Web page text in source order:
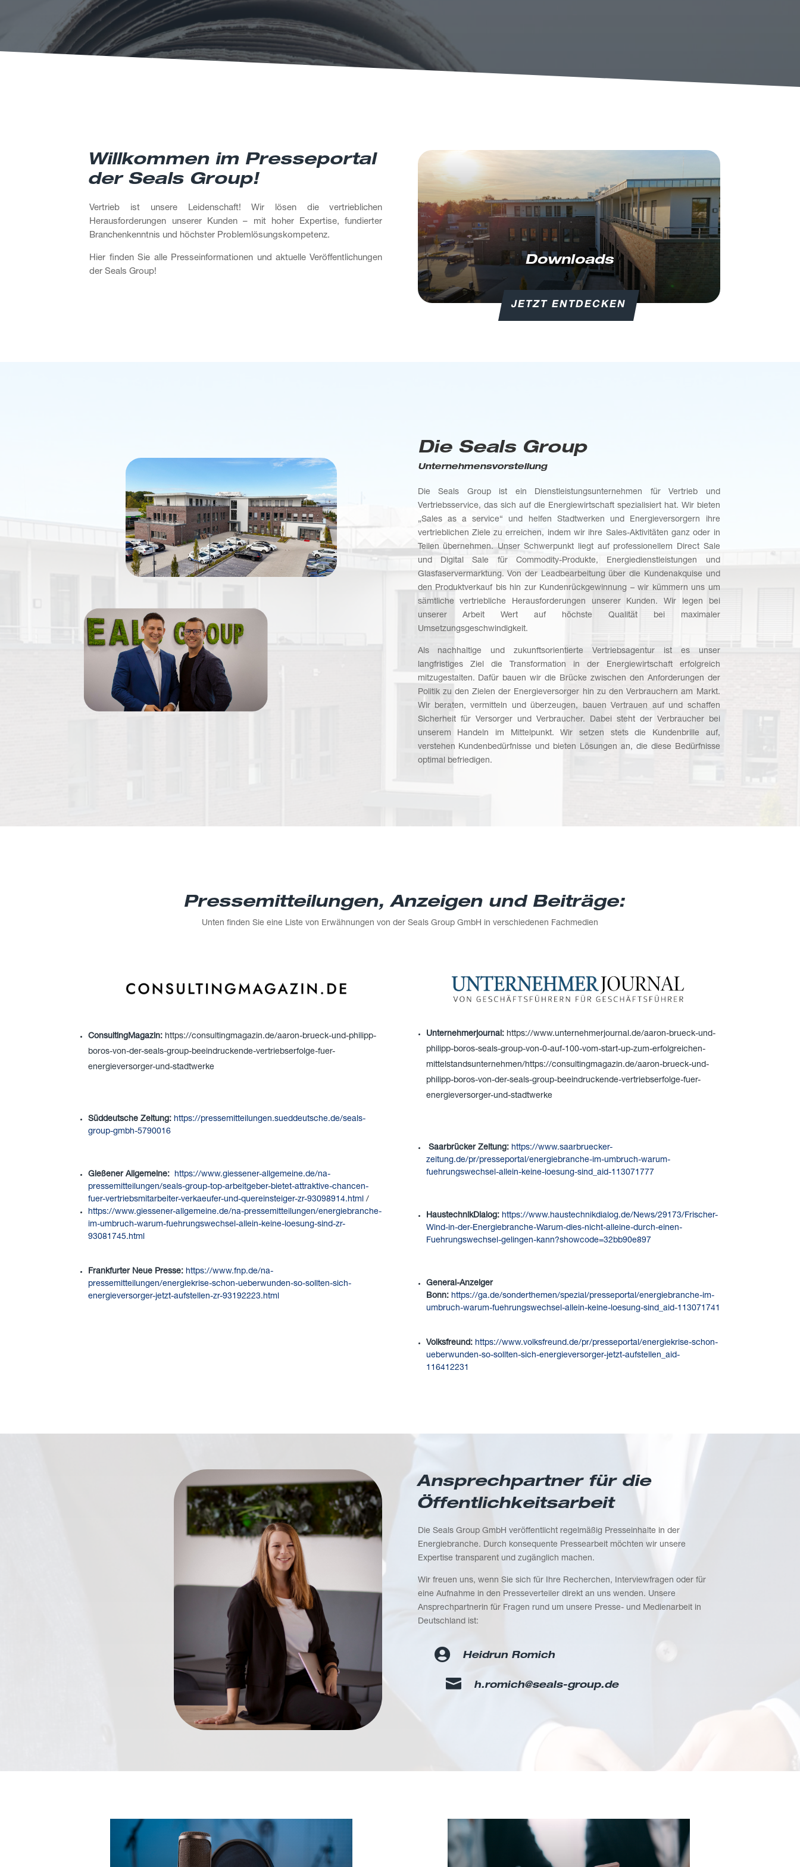
Willkommen im Presseportal
der Seals Group!
Vertrieb ist unsere Leidenschaft! Wir lösen die vertrieblichen
Herausforderungen unserer Kunden – mit hoher Expertise, fundierter
Branchenkenntnis und höchster Problemlösungskompetenz.
Hier finden Sie alle Presseinformationen und aktuelle Veröffentlichungen
der Seals Group!
Downloads
JETZT ENTDECKEN
Die Seals Group
Unternehmensvorstellung
Die Seals Group ist ein Dienstleistungsunternehmen für Vertrieb und
Vertriebsservice, das sich auf die Energiewirtschaft spezialisiert hat. Wir bieten
„Sales as a service“ und helfen Stadtwerken und Energieversorgern ihre
vertrieblichen Ziele zu erreichen, indem wir ihre Sales-Aktivitäten ganz oder in
Teilen übernehmen. Unser Schwerpunkt liegt auf professionellem Direct Sale
und Digital Sale für Commodity-Produkte, Energiedienstleistungen und
Glasfaservermarktung. Von der Leadbearbeitung über die Kundenakquise und
den Produktverkauf bis hin zur Kundenrückgewinnung – wir kümmern uns um
sämtliche vertriebliche Herausforderungen unserer Kunden. Wir legen bei
unserer Arbeit Wert auf höchste Qualität bei maximaler
Umsetzungsgeschwindigkeit.
Als nachhaltige und zukunftsorientierte Vertriebsagentur ist es unser
langfristiges Ziel die Transformation in der Energiewirtschaft erfolgreich
mitzugestalten. Dafür bauen wir die Brücke zwischen den Anforderungen der
Politik zu den Zielen der Energieversorger hin zu den Verbrauchern am Markt.
Wir beraten, vermitteln und überzeugen, bauen Vertrauen auf und schaffen
Sicherheit für Versorger und Verbraucher. Dabei steht der Verbraucher bei
unserem Handeln im Mittelpunkt. Wir setzen stets die Kundenbrille auf,
verstehen Kundenbedürfnisse und bieten Lösungen an, die diese Bedürfnisse
optimal befriedigen.
Pressemitteilungen, Anzeigen und Beiträge:
Unten finden Sie eine Liste von Erwähnungen von der Seals Group GmbH in verschiedenen Fachmedien
ConsultingMagazin: https://consultingmagazin.de/aaron-brueck-und-philipp-
boros-von-der-seals-group-beeindruckende-vertriebserfolge-fuer-
energieversorger-und-stadtwerke
Süddeutsche Zeitung: https://pressemitteilungen.sueddeutsche.de/seals-
group-gmbh-5790016
Gießener Allgemeine:
https://www.giessener-allgemeine.de/na-
pressemitteilungen/seals-group-top-arbeitgeber-bietet-attraktive-chancen-
fuer-vertriebsmitarbeiter-verkaeufer-und-quereinsteiger-zr-93098914.html /
https://www.giessener-allgemeine.de/na-pressemitteilungen/energiebranche-
im-umbruch-warum-fuehrungswechsel-allein-keine-loesung-sind-zr-
93081745.html
Frankfurter Neue Presse: https://www.fnp.de/na-
pressemitteilungen/energiekrise-schon-ueberwunden-so-sollten-sich-
energieversorger-jetzt-aufstellen-zr-93192223.html
Unternehmerjournal: https://www.unternehmerjournal.de/aaron-brueck-und-
philipp-boros-seals-group-von-0-auf-100-vom-start-up-zum-erfolgreichen-
mittelstandsunternehmen/https://consultingmagazin.de/aaron-brueck-und-
philipp-boros-von-der-seals-group-beeindruckende-vertriebserfolge-fuer-
energieversorger-und-stadtwerke
Saarbrücker Zeitung: https://www.saarbruecker-
zeitung.de/pr/presseportal/energiebranche-im-umbruch-warum-
fuehrungswechsel-allein-keine-loesung-sind_aid-113071777
HaustechnikDialog: https://www.haustechnikdialog.de/News/29173/Frischer-
Wind-in-der-Energiebranche-Warum-dies-nicht-alleine-durch-einen-
Fuehrungswechsel-gelingen-kann?showcode=32bb90e897
General-Anzeiger
Bonn: https://ga.de/sonderthemen/spezial/presseportal/energiebranche-im-
umbruch-warum-fuehrungswechsel-allein-keine-loesung-sind_aid-113071741
Volksfreund: https://www.volksfreund.de/pr/presseportal/energiekrise-schon-
ueberwunden-so-sollten-sich-energieversorger-jetzt-aufstellen_aid-
116412231
Ansprechpartner für die
Öffentlichkeitsarbeit
Die Seals Group GmbH veröffentlicht regelmäßig Presseinhalte in der
Energiebranche. Durch konsequente Pressearbeit möchten wir unsere
Expertise transparent und zugänglich machen.
Wir freuen uns, wenn Sie sich für Ihre Recherchen, Interviewfragen oder für
eine Aufnahme in den Presseverteiler direkt an uns wenden. Unsere
Ansprechpartnerin für Fragen rund um unsere Presse- und Medienarbeit in
Deutschland ist:
 Heidrun Romich
 h.romich@seals-group.de